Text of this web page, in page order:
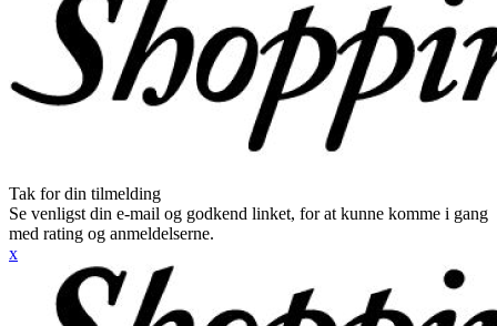
Tak for din tilmelding
Se venligst din e-mail og godkend linket, for at kunne komme i gang
med rating og anmeldelserne.
x